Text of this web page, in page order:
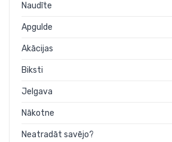
Naudīte
Apgulde
Akācijas
Biksti
Jelgava
Nākotne
Neatradāt savējo?